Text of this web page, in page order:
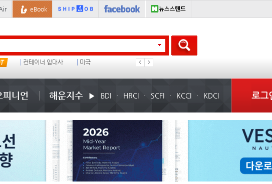
eBook
컨테이너 임대사 미국 1
피니언 해운지수 BDI HRCI SCFI KCCI KDCI 로그